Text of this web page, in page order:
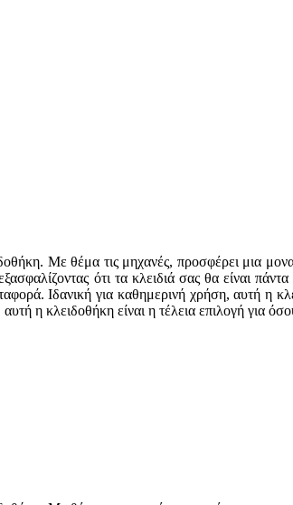
Με θέμα τις μηχανές, προσφέρει μια
ότι τα κλειδιά σας θα είναι
Ιδανική για καθημερινή χρήση, αυτή η
η κλειδοθήκη είναι η τέλεια επιλογή για